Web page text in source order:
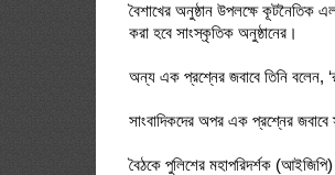
বৈশাখের অনুষ্ঠান উপলক্ষে কূটনৈতিক
করা হবে সাংস্কৃতিক অনুষ্ঠানের।
অন্য এক প্রশ্নের জবাবে তিনি বলেন,
সাংবাদিকদের অপর এক প্রশ্নের জবাবে
বৈঠকে পুলিশের মহাপরিদর্শক